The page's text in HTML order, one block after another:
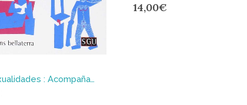
Trans*exualidades : Acompañamiento, factores de salud y recursos educativos
14,00€